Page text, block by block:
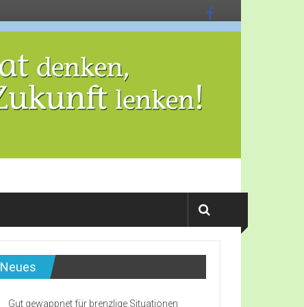
Neues
Gut gewappnet für brenzlige Situationen